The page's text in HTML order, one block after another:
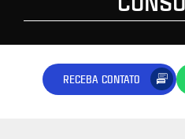
RECEBA CONTATO